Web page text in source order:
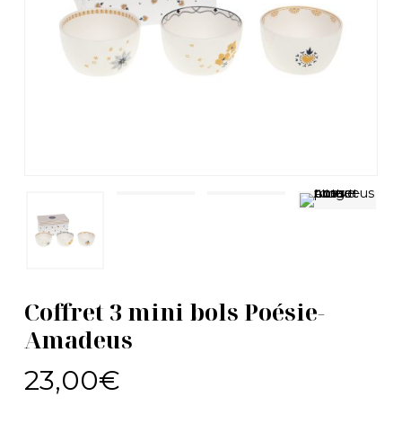
Coffret 3 mini bols Poésie-
Amadeus
23,00€